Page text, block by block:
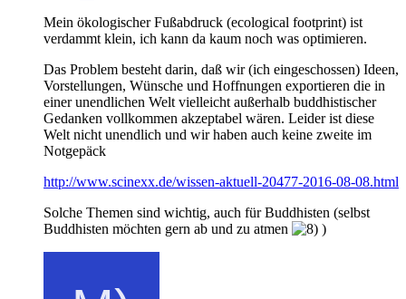
Mein ökologischer Fußabdruck (ecological footprint) ist
verdammt klein, ich kann da kaum noch was optimieren.
Das Problem besteht darin, daß wir (ich eingeschossen) Ideen,
Vorstellungen, Wünsche und Hoffnungen exportieren die in
einer unendlichen Welt vielleicht außerhalb buddhistischer
Gedanken vollkommen akzeptabel wären. Leider ist diese
Welt nicht unendlich und wir haben auch keine zweite im
Notgepäck
http://www.scinexx.de/wissen-aktuell-20477-2016-08-08.html
Solche Themen sind wichtig, auch für Buddhisten (selbst
Buddhisten möchten gern ab und zu atmen
)